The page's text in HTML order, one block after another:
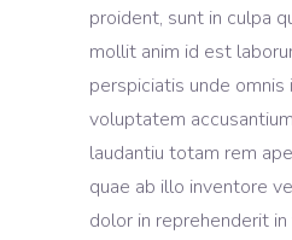
proident, sunt in culpa
mollit anim id est
perspiciatis unde
voluptatem
laudantiu totam rem
quae ab illo inventore
dolor in reprehenderit